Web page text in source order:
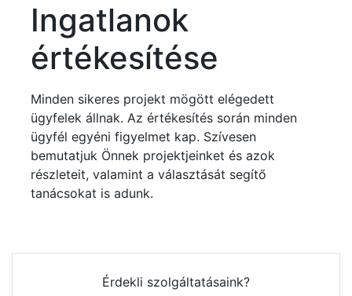
Ingatlanok
értékesítése
Minden sikeres projekt mögött elégedett
ügyfelek állnak. Az értékesítés során minden
ügyfél egyéni figyelmet kap. Szívesen
bemutatjuk Önnek projektjeinket és azok
részleteit, valamint a választását segítő
tanácsokat is adunk.
Érdekli szolgáltatásaink?